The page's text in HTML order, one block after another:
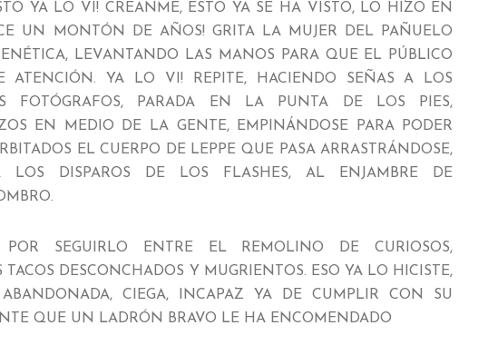
YA LO VI! CREANME, ESTO YA SE HA VISTO, LO HIZO EN
UN MONTÓN DE AÑOS! GRITA LA MUJER DEL PAÑUELO
LEVANTANDO LAS MANOS PARA QUE EL PÚBLICO
ATENCIÓN. YA LO VI! REPITE, HACIENDO SEÑAS A LOS
FOTÓGRAFOS, PARADA EN LA PUNTA DE LOS PIES,
EN MEDIO DE LA GENTE, EMPINÁNDOSE PARA PODER
EL CUERPO DE LEPPE QUE PASA ARRASTRÁNDOSE,
DISPAROS DE LOS FLASHES, AL ENJAMBRE DE
SEGUIRLO ENTRE EL REMOLINO DE CURIOSOS,
DESCONCHADOS Y MUGRIENTOS. ESO YA LO HICISTE,
ABANDONADA, CIEGA, INCAPAZ YA DE CUMPLIR CON SU
QUE UN LADRÓN BRAVO LE HA ENCOMENDADO